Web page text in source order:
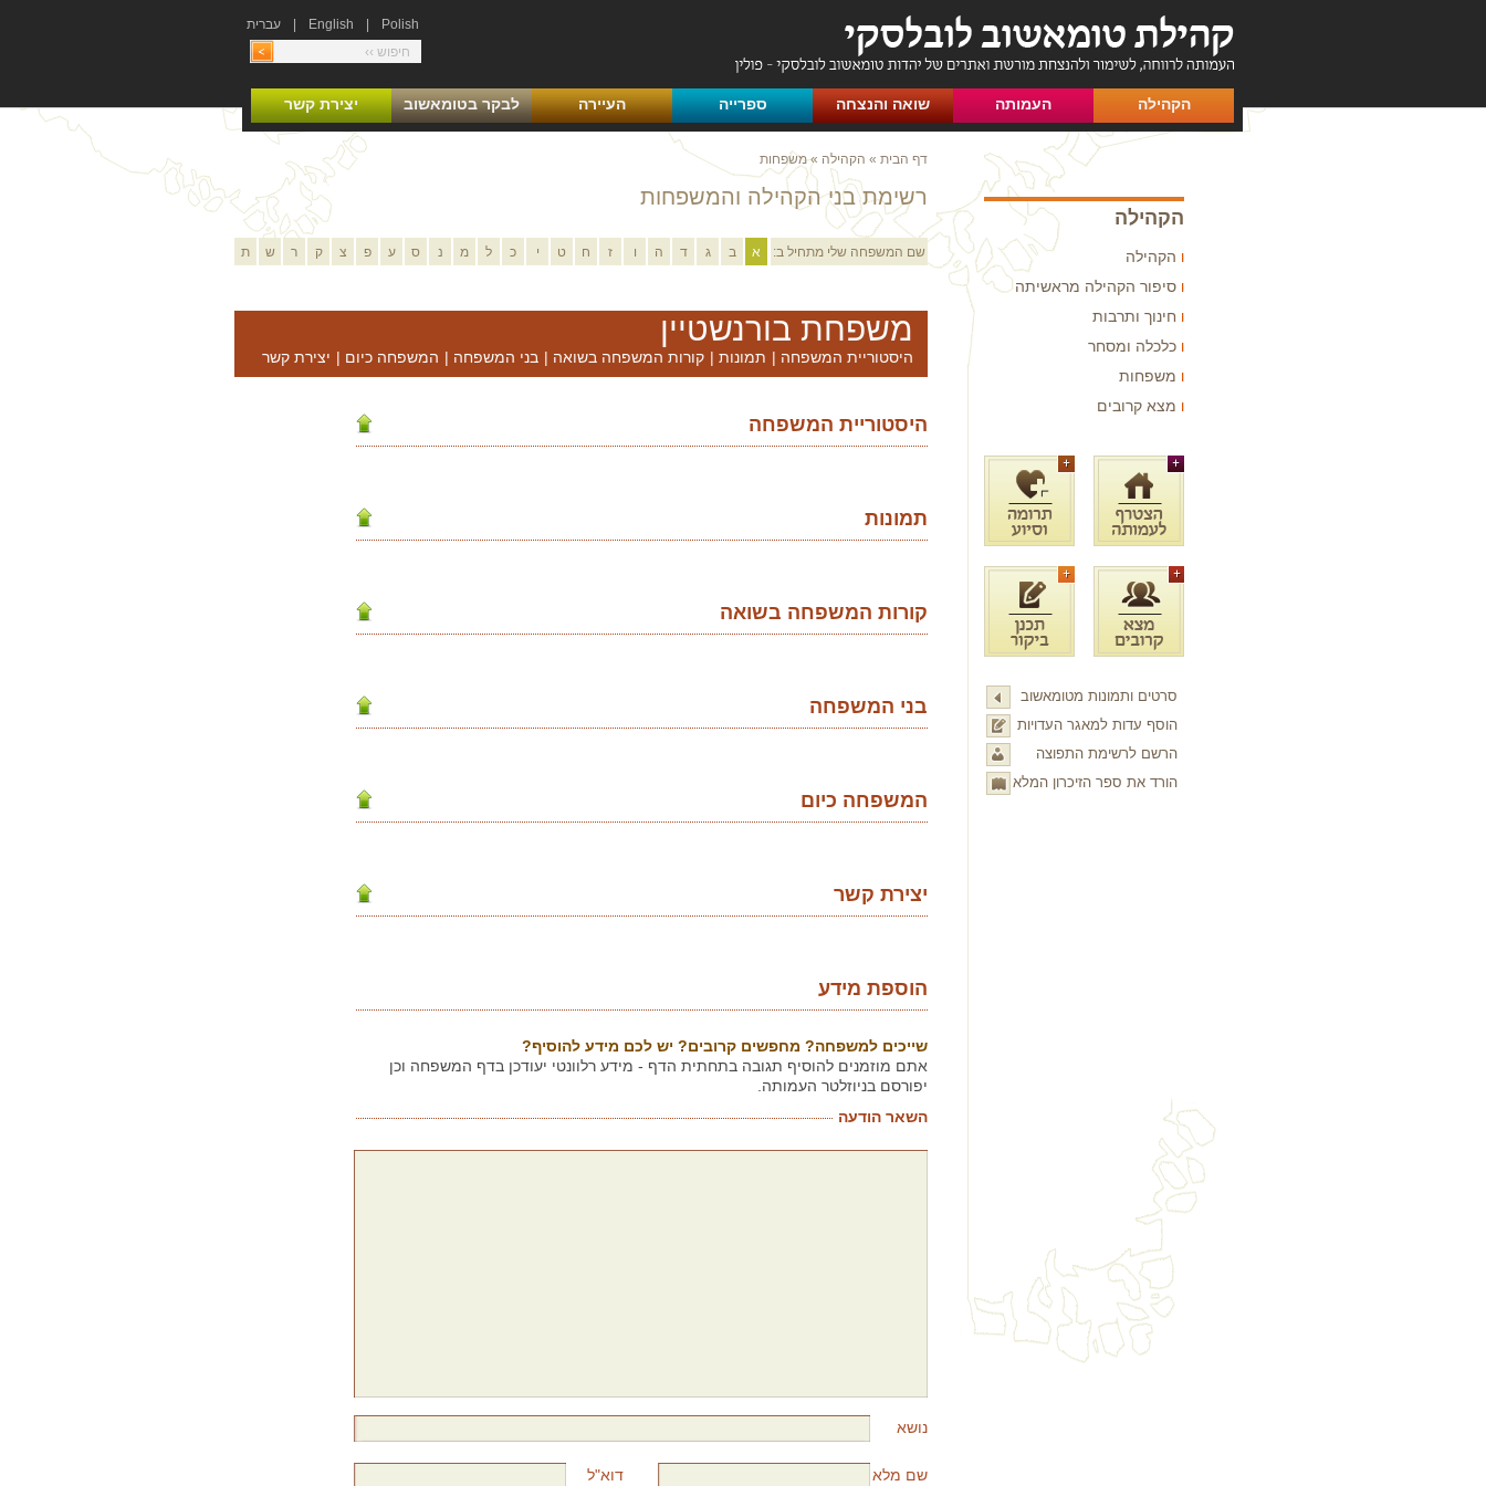
Polish
English עברית
הקהילה העמותה שואה והנצחה ספרייה העיירה לבקר בטומאשוב יצירת קשר
הקהילה
הקהילה
סיפור הקהילה מראשיתה
חינוך ותרבות
כלכלה ומסחר
משפחות
מצא קרובים
סרטים ותמונות מטומאשוב
הוסף עדות למאגר העדויות
הרשם לרשימת התפוצה
הורד את ספר הזיכרון המלא
דף הבית » הקהילה »משפחות
רשימת בני הקהילה והמשפחות
שם המשפחה שלי מתחיל ב: א ב ג ד ה ו ז ח ט י כ ל מ נ ס ע פ צ ק ר ש ת
משפחת בורנשטיין
היסטוריית המשפחה | תמונות | קורות המשפחה בשואה | בני המשפחה | המשפחה כיום | יצירת קשר
היסטוריית המשפחה
תמונות
קורות המשפחה בשואה
בני המשפחה
המשפחה כיום
יצירת קשר
הוספת מידע
שייכים למשפחה? מחפשים קרובים? יש לכם מידע להוסיף?
אתם מוזמנים להוסיף תגובה בתחתית הדף - מידע רלוונטי יעודכן בדף המשפחה וכן
יפורסם בניוזלטר העמותה.
השאר הודעה
שם מלא דוא"ל
נושא